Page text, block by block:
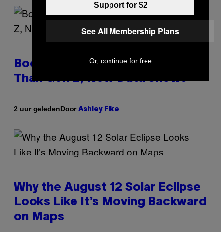
Boomers Are Better at Foreplay
Than Gen Z, New Data Shows
2 uur geledenDoor Ashley Fike
Why the August 12 Solar Eclipse
Looks Like It’s Moving Backward
on Maps
Support for $2
See All Membership Plans
Or, continue for free